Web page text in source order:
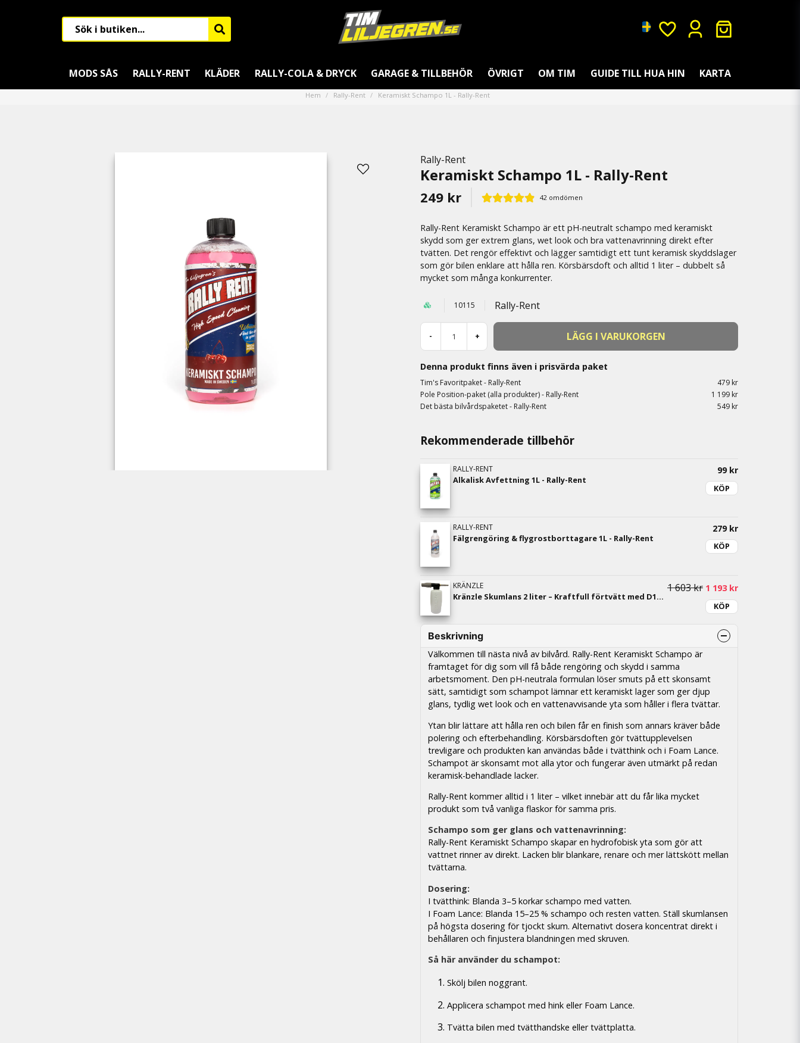
MODS SÅS RALLY-RENT KLÄDER RALLY-COLA & DRYCK GARAGE & TILLBEHÖR ÖVRIGT OM TIM GUIDE TILL HUA HIN KARTA
Hem Rally-Rent Keramiskt Schampo 1L - Rally-Rent
Rally-Rent
Keramiskt Schampo 1L - Rally-Rent
249 kr 42 omdömen
Rally-Rent Keramiskt Schampo är ett pH-neutralt schampo med keramiskt
skydd som ger extrem glans, wet look och bra vattenavrinning direkt efter
tvätten. Det rengör effektivt och lägger samtidigt ett tunt keramisk skyddslager
som gör bilen enklare att hålla ren. Körsbärsdoft och alltid 1 liter – dubbelt så
mycket som många konkurrenter.
10115 Rally-Rent
- + LÄGG I VARUKORGEN
Denna produkt finns även i prisvärda paket
Tim's Favoritpaket - Rally-Rent
479 kr
Pole Position-paket (alla produkter) - Rally-Rent
1 199 kr
Det bästa bilvårdspaketet - Rally-Rent
549 kr
Rekommenderade tillbehör
RALLY-RENT
Alkalisk Avfettning 1L - Rally-Rent
99 kr
KÖP
RALLY-RENT
Fälgrengöring & flygrostborttagare 1L - Rally-Rent
279 kr
KÖP
KRÄNZLE
Kränzle Skumlans 2 liter – Kraftfull förtvätt med D12-snabbkoppling
1 603 kr 1 193 kr
KÖP
Beskrivning
Välkommen till nästa nivå av bilvård. Rally-Rent Keramiskt Schampo är
framtaget för dig som vill få både rengöring och skydd i samma
arbetsmoment. Den pH-neutrala formulan löser smuts på ett skonsamt
sätt, samtidigt som schampot lämnar ett keramiskt lager som ger djup
glans, tydlig wet look och en vattenavvisande yta som håller i flera tvättar.
Ytan blir lättare att hålla ren och bilen får en finish som annars kräver både
polering och efterbehandling. Körsbärsdoften gör tvättupplevelsen
trevligare och produkten kan användas både i tvätthink och i Foam Lance.
Schampot är skonsamt mot alla ytor och fungerar även utmärkt på redan
keramisk-behandlade lacker.
Rally-Rent kommer alltid i 1 liter – vilket innebär att du får lika mycket
produkt som två vanliga flaskor för samma pris.
Schampo som ger glans och vattenavrinning:
Rally-Rent Keramiskt Schampo skapar en hydrofobisk yta som gör att
vattnet rinner av direkt. Lacken blir blankare, renare och mer lättskött mellan
tvättarna.
Dosering:
I tvätthink: Blanda 3–5 korkar schampo med vatten.
I Foam Lance: Blanda 15–25 % schampo och resten vatten. Ställ skumlansen
på högsta dosering för tjockt skum. Alternativt dosera koncentrat direkt i
behållaren och finjustera blandningen med skruven.
Så här använder du schampot:
Skölj bilen noggrant.
Applicera schampot med hink eller Foam Lance.
Tvätta bilen med tvätthandske eller tvättplatta.